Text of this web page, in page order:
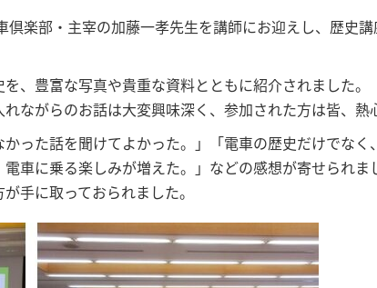
楽部・主宰の加藤一孝先生を講師にお迎えし、歴史
、豊富な写真や貴重な資料とともに紹介されました。
ながらのお話は大変興味深く、参加された方は皆、熱
った話を聞けてよかった。」「電車の歴史だけでな
車に乗る楽しみが増えた。」などの感想が寄せられま
手に取っておられました。